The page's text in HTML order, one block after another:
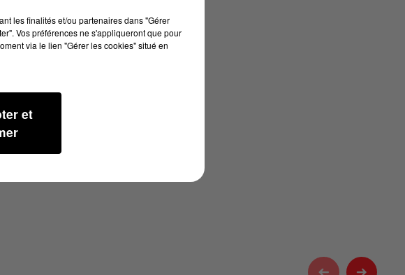
les finalités et/ou partenaires dans "Gérer
Vos préférences ne s'appliqueront que pour
via le lien "Gérer les cookies" situé en
et